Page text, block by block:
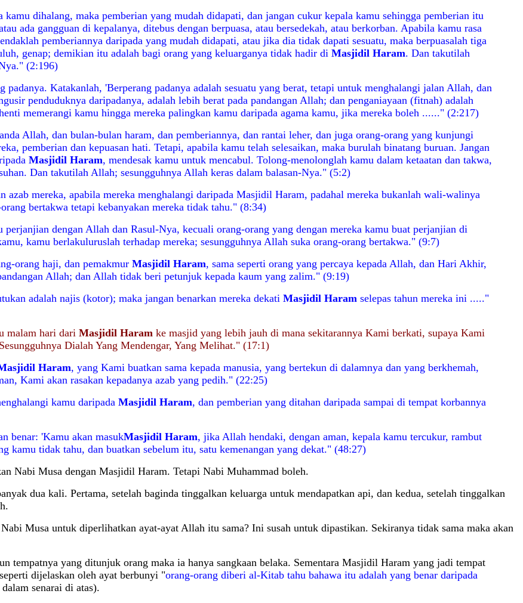
dihalang, maka pemberian yang mudah didapati, dan jangan cukur kepala kamu sehingga pemberian itu
ada gangguan di kepalanya, ditebus dengan berpuasa, atau bersedekah, atau berkorban. Apabila kamu rasa
pemberiannya daripada yang mudah didapati, atau jika dia tidak dapati sesuatu, maka berpuasalah tiga
genap; demikian itu adalah bagi orang yang keluarganya tidak hadir di Masjidil Haram. Dan takutilah
(2:196)
padanya. Katakanlah, 'Berperang padanya adalah sesuatu yang berat, tetapi untuk menghalangi jalan Allah, dan
penduduknya daripadanya, adalah lebih berat pada pandangan Allah; dan penganiayaan (fitnah) adalah
memerangi kamu hingga mereka palingkan kamu daripada agama kamu, jika mereka boleh ......" (2:217)
Allah, dan bulan-bulan haram, dan pemberiannya, dan rantai leher, dan juga orang-orang yang kunjungi
pemberian dan kepuasan hati. Tetapi, apabila kamu telah selesaikan, maka burulah binatang buruan. Jangan
Masjidil Haram, mendesak kamu untuk mencabul. Tolong-menolonglah kamu dalam ketaatan dan takwa,
Dan takutilah Allah; sesungguhnya Allah keras dalam balasan-Nya." (5:2)
azab mereka, apabila mereka menghalangi daripada Masjidil Haram, padahal mereka bukanlah wali-walinya
bertakwa tetapi kebanyakan mereka tidak tahu." (8:34)
perjanjian dengan Allah dan Rasul-Nya, kecuali orang-orang yang dengan mereka kamu buat perjanjian di
kamu berlakuluruslah terhadap mereka; sesungguhnya Allah suka orang-orang bertakwa." (9:7)
orang haji, dan pemakmur Masjidil Haram, sama seperti orang yang percaya kepada Allah, dan Hari Akhir,
Allah; dan Allah tidak beri petunjuk kepada kaum yang zalim." (9:19)
adalah najis (kotor); maka jangan benarkan mereka dekati Masjidil Haram selepas tahun mereka ini ....."
malam hari dari Masjidil Haram ke masjid yang lebih jauh di mana sekitarannya Kami berkati, supaya Kami
Dialah Yang Mendengar, Yang Melihat." (17:1)
Haram, yang Kami buatkan sama kepada manusia, yang bertekun di dalamnya dan yang berkhemah,
Kami akan rasakan kepadanya azab yang pedih." (22:25)
kamu daripada Masjidil Haram, dan pemberian yang ditahan daripada sampai di tempat korbannya
benar: 'Kamu akan masukMasjidil Haram, jika Allah hendaki, dengan aman, kepala kamu tercukur, rambut
kamu tidak tahu, dan buatkan sebelum itu, satu kemenangan yang dekat." (48:27)
Nabi Musa dengan Masjidil Haram. Tetapi Nabi Muhammad boleh.
dua kali. Pertama, setelah baginda tinggalkan keluarga untuk mendapatkan api, dan kedua, setelah tinggalkan
Musa untuk diperlihatkan ayat-ayat Allah itu sama? Ini susah untuk dipastikan. Sekiranya tidak sama maka akan
tempatnya yang ditunjuk orang maka ia hanya sangkaan belaka. Sementara Masjidil Haram yang jadi tempat
dijelaskan oleh ayat berbunyi "orang-orang diberi al-Kitab tahu bahawa itu adalah yang benar daripada
senarai di atas).